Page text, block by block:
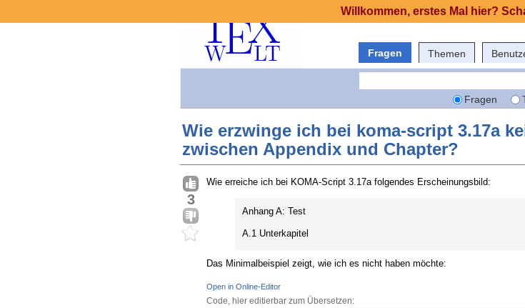
Fragen Themen
Fragen
Wie erzwinge ich bei koma-script 3.17a
zwischen Appendix und Chapter?
3
Wie erreiche ich bei KOMA-Script 3.17a folgendes Erscheinungsbild:
Anhang A: Test
A.1 Unterkapitel
Das Minimalbeispiel zeigt, wie ich es nicht haben möchte:
Open in Online-Editor
Code, hier editierbar zum Übersetzen:
Willkommen, erstes Mal hier?